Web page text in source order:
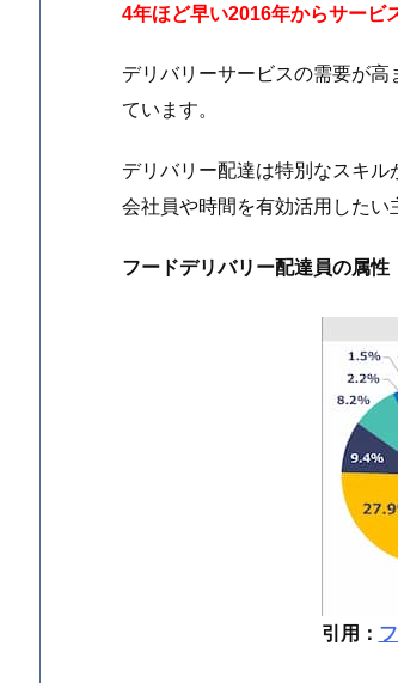
4年ほど早い2016年からサービ
デリバリーサービスの需要が
ています。
デリバリー配達は特別なスキ
会社員や時間を有効活用したい
フードデリバリー配達員の属性
引用：